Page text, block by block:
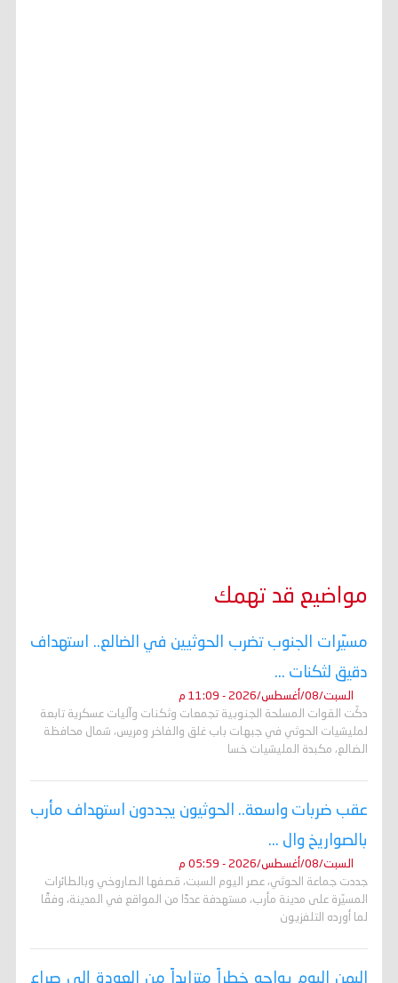
مواضيع قد تهمك
مسيّرات الجنوب تضرب الحوثيين في الضالع.. استهداف
دقيق لثكنات ...
السبت/08/أغسطس/2026 - 11:09 م
دكّت القوات المسلحة الجنوبية تجمعات وثكنات وآليات عسكرية تابعة
لمليشيات الحوثي في جبهات باب غلق والفاخر ومريس، شمال محافظة
الضالع، مكبدة المليشيات خسا
عقب ضربات واسعة.. الحوثيون يجددون استهداف مأرب
بالصواريخ وال ...
السبت/08/أغسطس/2026 - 05:59 م
جددت جماعة الحوثي، عصر اليوم السبت، قصفها الصاروخي وبالطائرات
المسيّرة على مدينة مأرب، مستهدفة عددًا من المواقع في المدينة، وفقًا
لما أورده التلفزيون
اليمن اليوم يواجه خطراً متزايداً من العودة إلى صراع